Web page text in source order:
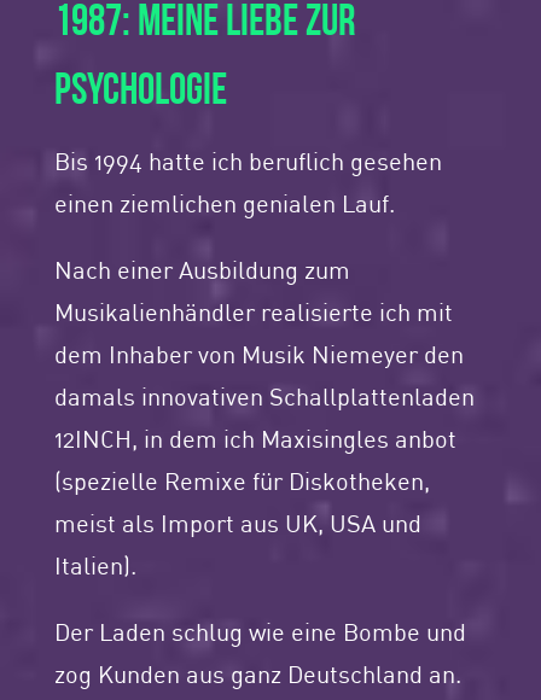
1987: MEINE LIEBE ZUR
PSYCHOLOGIE
Bis 1994 hatte ich beruflich gesehen
einen ziemlichen genialen Lauf.
Nach einer Ausbildung zum
Musikalienhändler realisierte ich mit
dem Inhaber von Musik Niemeyer den
damals innovativen Schallplattenladen
12INCH, in dem ich Maxisingles anbot
(spezielle Remixe für Diskotheken,
meist als Import aus UK, USA und
Italien).
Der Laden schlug wie eine Bombe und
zog Kunden aus ganz Deutschland an.